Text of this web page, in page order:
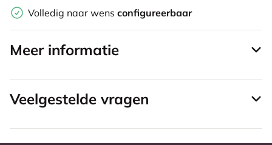
Volledig naar wens configureerbaar
Meer informatie
Veelgestelde vragen